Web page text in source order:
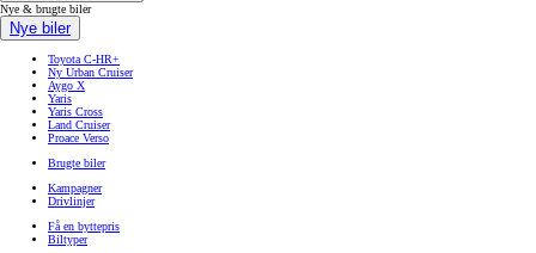
Nye & brugte biler
Nye biler
Toyota C-HR+
Ny Urban Cruiser
Aygo X
Yaris
Yaris Cross
Land Cruiser
Proace Verso
Brugte biler
Kampagner
Drivlinjer
Få en byttepris
Biltyper